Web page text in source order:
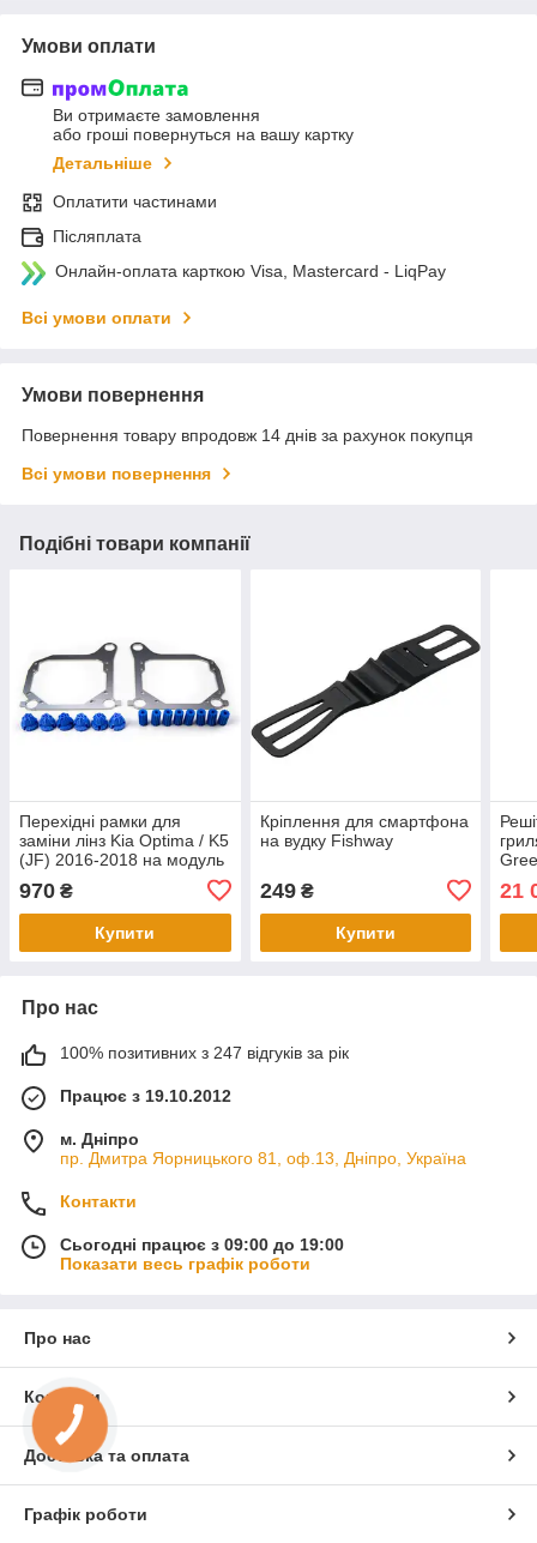
Умови оплати
Ви отримаєте замовлення
або гроші повернуться на вашу картку
Детальніше
Оплатити частинами
Післяплата
Онлайн-оплата карткою Visa, Mastercard - LiqPay
Всі умови оплати
Умови повернення
Повернення товару впродовж 14 днів за рахунок покупця
Всі умови повернення
Подібні товари компанії
Перехідні рамки для
заміни лінз Kia Optima / K5
(JF) 2016-2018 на модуль
970 ₴
Купити
Кріплення для смартфона
на вудку Fishway
249₴
Купити
21
Про нас
100% позитивних з 247 відгуків за рік
Працює з 19.10.2012
м. Дніпро
пр. Дмитра Яорницького 81, оф.13, Дніпро, Україна
Контакти
Сьогодні працює з 09:00 до 19:00
Показати весь графік роботи
Про нас
Контакти
Доставка та оплата
Графік роботи
КНОПКА
ЗВ'ЯЗКУ